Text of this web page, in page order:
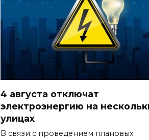
4 августа отключат
электроэнергию на
улицах
В связи с проведением плановых